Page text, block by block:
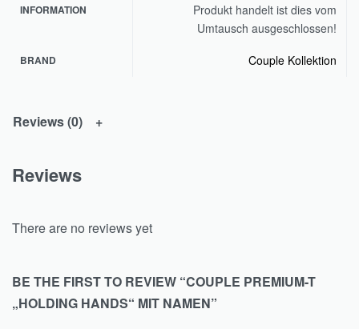
INFORMATION
Produkt handelt ist dies vom
Umtausch ausgeschlossen!
BRAND Couple Kollektion
Reviews (0)
Reviews
There are no reviews yet
BE THE FIRST TO REVIEW “COUPLE PREMIUM-T
„HOLDING HANDS“ MIT NAMEN”